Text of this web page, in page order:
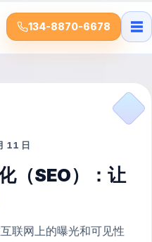
134-8870-6678 ☰
11 日
（SEO）：让
联网上的曝光和可见性